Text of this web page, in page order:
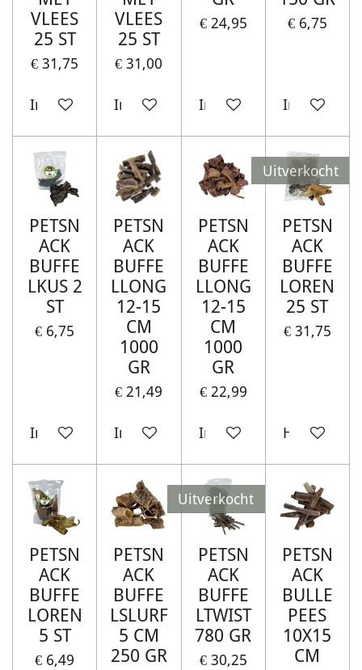
VLEES
25 ST
€ 31,75
In winkelwagen
VLEES
25 ST
€ 31,00
In winkelwagen
€ 24,95
In winkelwagen
€ 6,75
In
PETSN
ACK
BUFFE
LKUS 2
ST
€ 6,75
In winkelwagen
PETSN
ACK
BUFFE
LLONG
12-15
CM
1000
GR
€ 21,49
In winkelwagen
PETSN
ACK
BUFFE
LLONG
12-15
CM
1000
GR
€ 22,99
In winkelwagen
Uitverkocht
PETSN
ACK
BUFFE
LOREN
25 ST
€ 31,75
Houd mij
PETSN
ACK
BUFFE
LOREN
5 ST
€ 6,49
PETSN
ACK
BUFFE
LSLURF
5 CM
250 GR
Uitverkocht
PETSN
ACK
BUFFE
LTWIST
780 GR
€ 30,25
PETSN
ACK
BULLE
PEES
10X15
CM